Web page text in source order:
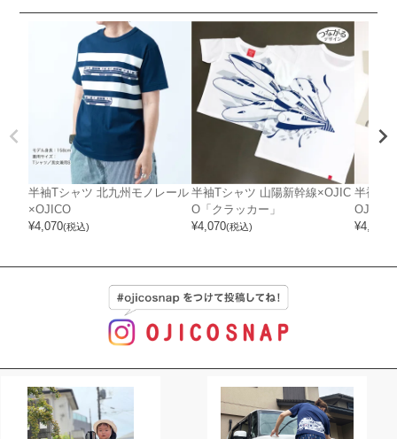
半袖Tシャツ 北九州モノレール
×OJICO
¥4,070(税込)
半袖Tシャツ 山陽新幹線×OJIC
O「クラッカー」
¥4,070(税込)
半袖T
OJICO
¥4,510